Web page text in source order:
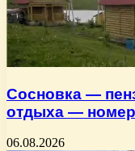
Сосновка —
отдыха —
06.08.2026